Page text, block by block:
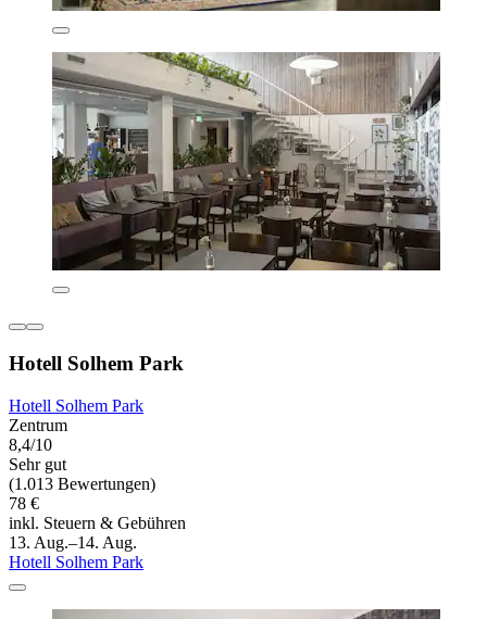
Hotell Solhem Park
Hotell Solhem Park
Zentrum
8,4/10
Sehr gut
(1.013 Bewertungen)
78 €
inkl. Steuern & Gebühren
13. Aug.–14. Aug.
Hotell Solhem Park